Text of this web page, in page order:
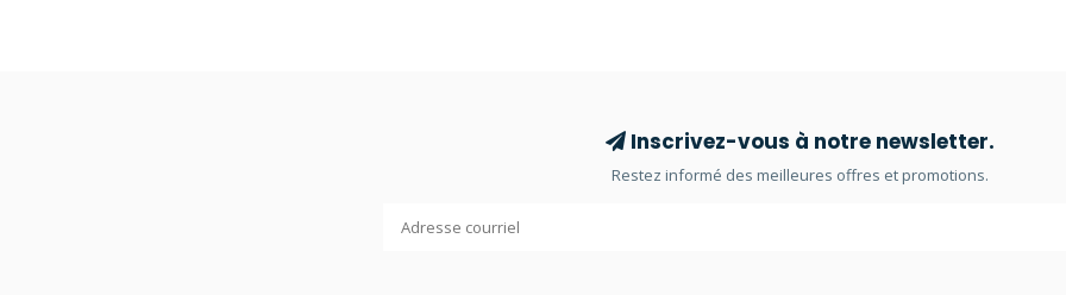
parfaitement ajustée Protégez votre
ordinateur de plongée sous toutes les
coutures. Parfaitement ajusté aux
Peregrine TX. Doux sur la peau Conçu
pour plus de sécurité.
Inscrivez-vous à notre newsletter.
Restez informé des meilleures offres et promotions.